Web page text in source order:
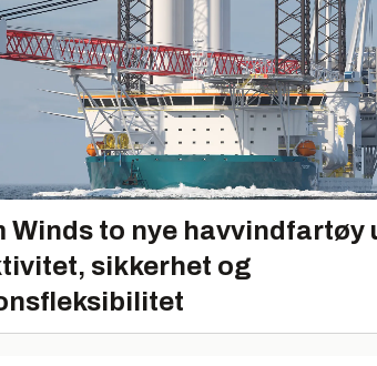
Winds to nye havvindfartøy
sikkerhet og